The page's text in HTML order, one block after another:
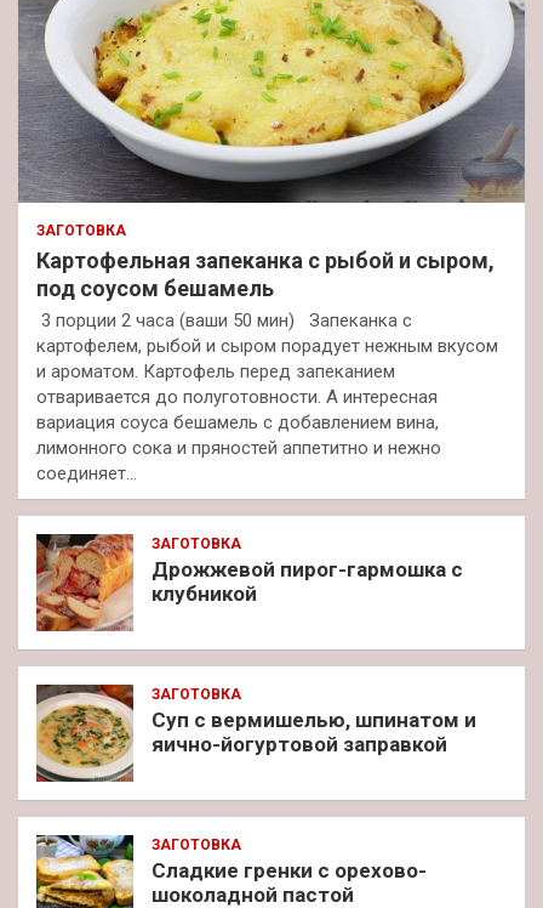
ЗАГОТОВКА
Картофельная запеканка с рыбой и сыром,
под соусом бешамель
3 порции 2 часа (ваши 50 мин) Запеканка с
картофелем, рыбой и сыром порадует нежным вкусом
и ароматом. Картофель перед запеканием
отваривается до полуготовности. А интересная
вариация соуса бешамель с добавлением вина,
лимонного сока и пряностей аппетитно и нежно
соединяет…
ЗАГОТОВКА
Дрожжевой пирог-гармошка с
клубникой
ЗАГОТОВКА
Суп с вермишелью, шпинатом и
яично-йогуртовой заправкой
ЗАГОТОВКА
Сладкие гренки с орехово-
шоколадной пастой